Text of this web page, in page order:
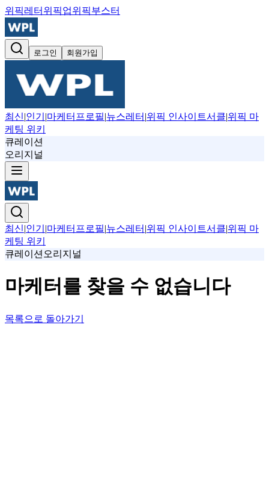
위픽레터 위픽업위픽부스터
로그인 회원가입
최신|인기 |마케터프로필|뉴스레터 |위픽 인사이트서클|위픽 마
케팅 위키
큐레이션
오리지널
최신|인기 |마케터프로필|뉴스레터 |위픽 인사이트서클|위픽 마
케팅 위키
큐레이션 오리지널
마케터를 찾을 수 없습니다
목록으로 돌아가기